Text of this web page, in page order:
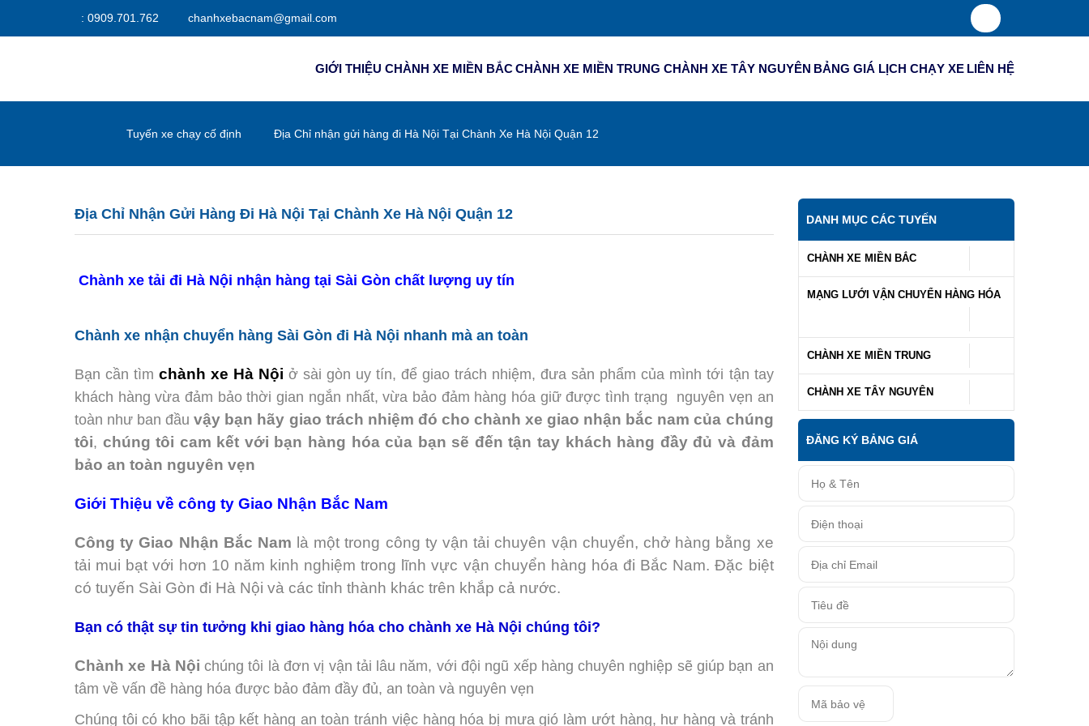
: 0909.701.762 chanhxebacnam@gmail.com
GIỚI THIỆU CHÀNH XE MIỀN BẮC CHÀNH XE MIỀN TRUNG CHÀNH XE TÂY NGUYÊN BẢNG GIÁ LỊCH CHẠY XE LIÊN HỆ
Tuyến xe chạy cố định Địa Chỉ nhận gửi hàng đi Hà Nội Tại Chành Xe Hà Nội Quận 12
Địa Chỉ Nhận Gửi Hàng Đi Hà Nội Tại Chành Xe Hà Nội Quận 12
Chành xe tải đi Hà Nội nhận hàng tại Sài Gòn chất lượng uy tín
Chành xe nhận chuyển hàng Sài Gòn đi Hà Nội nhanh mà an toàn
Bạn cần tìm chành xe Hà Nộiở sài gòn uy tín, để giao trách nhiệm, đưa sản phẩm của mình tới tận tay khách
hàng vừa đảm bảo thời gian ngắn nhất, vừa bảo đảm hàng hóa giữ được tình trạng nguyên vẹn an toàn như
ban đầuvậy bạn hãy giao trách nhiệm đó cho chành xe giao nhận bắc nam của chúng tôi,chúng tôi
cam kết với bạn hàng hóa của bạn sẽ đến tận tay khách hàng đầy đủ và đảm bảo an toàn nguyên
vẹn
Giới Thiệu về công ty Giao Nhận Bắc Nam
Công ty Giao Nhận Bắc Namlà một trong công ty vận tải chuyên vận chuyển, chở hàng bằng xe tải mui
bạt với hơn 10 năm kinh nghiệm trong lĩnh vực vận chuyển hàng hóa đi Bắc Nam. Đặc biệt có tuyến Sài
Gòn đi Hà Nội và các tỉnh thành khác trên khắp cả nước.
Bạn có thật sự tin tưởng khi giao hàng hóa cho chành xe Hà Nội chúng tôi?
Chành xe Hà Nộichúng tôi là đơn vị vận tải lâu năm, với đội ngũ xếp hàng chuyên nghiệp sẽ giúp bạn an tâm
về vấn đề hàng hóa được bảo đảm đầy đủ, an toàn và nguyên vẹn
Chúng tôi có kho bãi tập kết hàng an toàn tránh việc hàng hóa bị mưa gió làm ướt hàng, hư hàng và tránh thất
DANH MỤC CÁC TUYẾN
CHÀNH XE MIỀN BẮC
MẠNG LƯỚI VẬN CHUYỂN HÀNG HÓA
CHÀNH XE MIỀN TRUNG
CHÀNH XE TÂY NGUYÊN
ĐĂNG KÝ BẢNG GIÁ